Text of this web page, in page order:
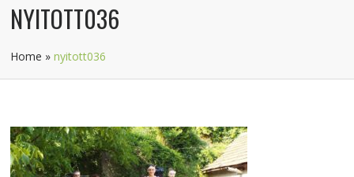
NYITOTT036
Home »nyitott036